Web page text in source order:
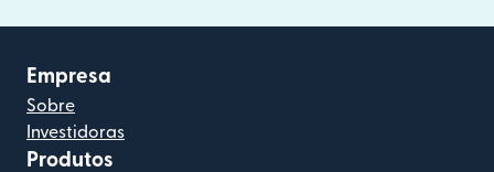
Empresa
Sobre
Investidoras
Produtos